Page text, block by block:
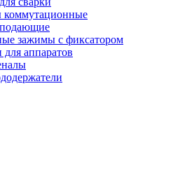
коммутационные
зажимы с фиксатором
аппаратов